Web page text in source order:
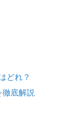
どれ？
底解説